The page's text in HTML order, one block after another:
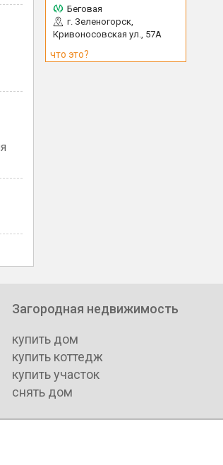
Беговая
г. Зеленогорск,
Кривоносовская ул., 57А
что это?
Загородная недвижимость
купить дом
купить коттедж
купить участок
снять дом